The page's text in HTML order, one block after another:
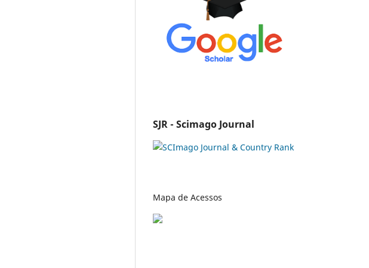
SJR - Scimago Journal
Mapa de Acessos